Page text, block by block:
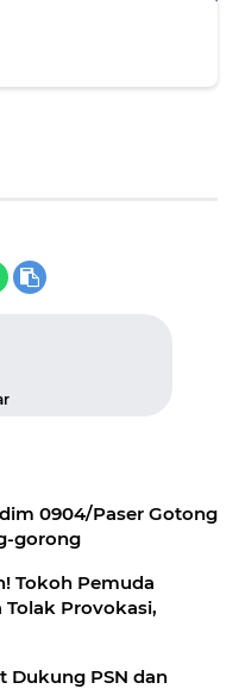
0904/Paser Gotong
gorong
Tokoh Pemuda
Tolak Provokasi,
Dukung PSN dan